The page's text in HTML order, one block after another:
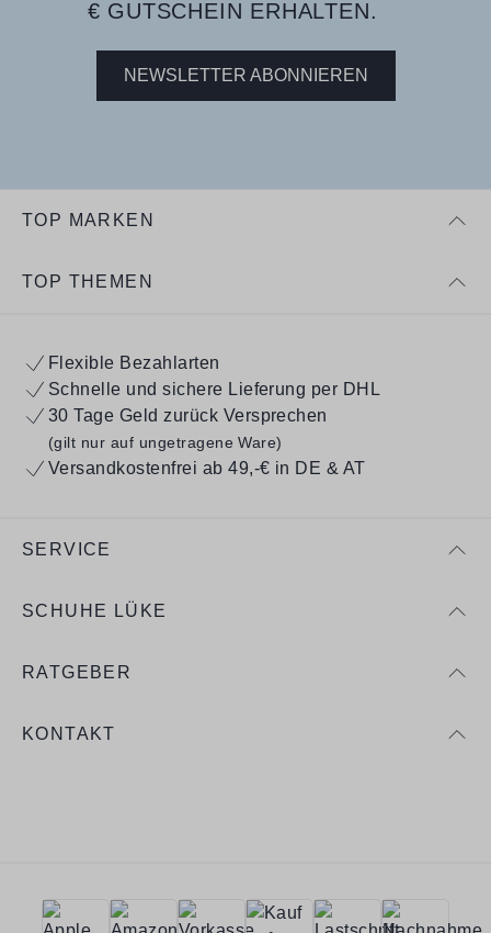
€ GUTSCHEIN ERHALTEN.
NEWSLETTER ABONNIEREN
TOP MARKEN
TOP THEMEN
Flexible Bezahlarten
Schnelle und sichere Lieferung per DHL
30 Tage Geld zurück Versprechen
(gilt nur auf ungetragene Ware)
Versandkostenfrei ab 49,-€ in DE & AT
SERVICE
SCHUHE LÜKE
RATGEBER
KONTAKT